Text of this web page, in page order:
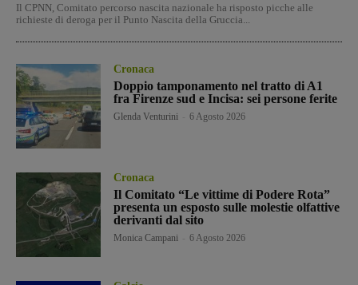
Il CPNN, Comitato percorso nascita nazionale ha risposto picche alle
richieste di deroga per il Punto Nascita della Gruccia...
Cronaca
Doppio tamponamento nel tratto di A1
fra Firenze sud e Incisa: sei persone ferite
Glenda Venturini 6 Agosto 2026
Cronaca
Il Comitato “Le vittime di Podere Rota”
presenta un esposto sulle molestie olfattive
derivanti dal sito
Monica Campani 6 Agosto 2026